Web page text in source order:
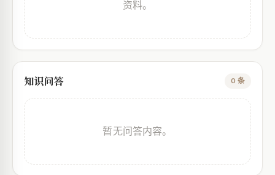
资料。
知识问答 0 条
暂无问答内容。